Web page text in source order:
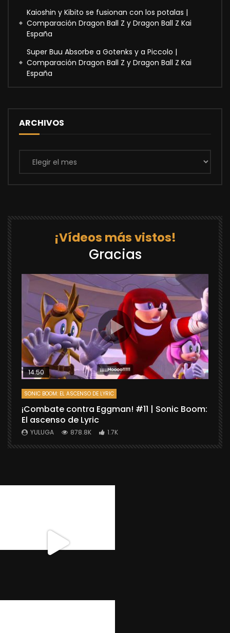
Kaioshin y Kibito se fusionan con los potalas |
Comparación Dragon Ball Z y Dragon Ball Z Kai
España
Super Buu Absorbe a Gotenks y a Piccolo |
Comparación Dragon Ball Z y Dragon Ball Z Kai
España
ARCHIVOS
Archivos
¡Vídeos más vistos!
Gracias
14:50
SONIC BOOM: EL ASCENSO DE LYRIC
¡Combate contra Eggman! #11 | Sonic Boom:
El ascenso de Lyric
YULUGA 878.8K 1.7K